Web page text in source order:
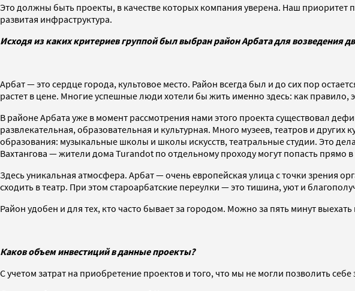
Это должны быть проекты, в качестве которых компания уверена. Наш
развитая инфраструктура.
Исходя из каких критериев группой был выбран район Арбата для возведения
Арбат — это сердце города, культовое место. Район всегда был и до сих пор
растет в цене. Многие успешные люди хотели бы жить именно здесь: как
В районе Арбата уже в момент рассмотрения нами этого проекта существовал
развлекательная, образовательная и культурная. Много музеев, театров и
образования: музыкальные школы и школы искусств, театральные студии. Это
Вахтангова — жители дома Turandot по отдельному проходу могут попасть прямо в
Здесь уникальная атмосфера. Арбат — очень европейская улица с точки зрения
сходить в театр. При этом староарбатские переулки — это тишина, уют и
Район удобен и для тех, кто часто бывает за городом. Можно за пять минут
Каков объем инвестиций в данные проекты?
С учетом затрат на приобретение проектов и того, что мы не могли позволить